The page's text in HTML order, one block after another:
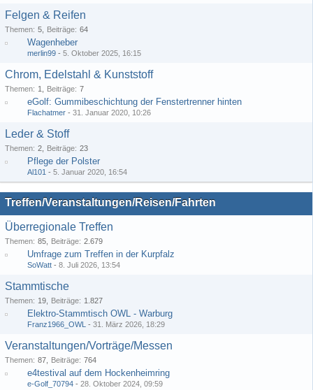
Felgen & Reifen
Themen 5 Beiträge 64
Wagenheber
merlin99 - 5. Oktober 2025, 16:15
Chrom, Edelstahl & Kunststoff
Themen 1 Beiträge 7
eGolf: Gummibeschichtung der Fenstertrenner hinten
Flachatmer - 31. Januar 2020, 10:26
Leder & Stoff
Themen 2 Beiträge 23
Pflege der Polster
Al101 - 5. Januar 2020, 16:54
Treffen/Veranstaltungen/Reisen/Fahrten
Überregionale Treffen
Themen 85 Beiträge 2.679
Umfrage zum Treffen in der Kurpfalz
SoWatt - 8. Juli 2026, 13:54
Stammtische
Themen 19 Beiträge 1.827
Elektro-Stammtisch OWL - Warburg
Franz1966_OWL - 31. März 2026, 18:29
Veranstaltungen/Vorträge/Messen
Themen 87 Beiträge 764
e4testival auf dem Hockenheimring
e-Golf_70794 - 28. Oktober 2024, 09:59